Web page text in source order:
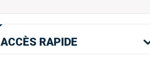
ACCÈS RAPIDE